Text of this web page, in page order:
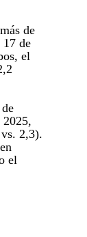
de
17 de
el
2,3).
el